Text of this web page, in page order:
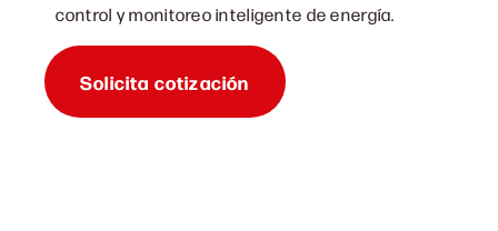
control y monitoreo inteligente de energía.
Solicita cotización